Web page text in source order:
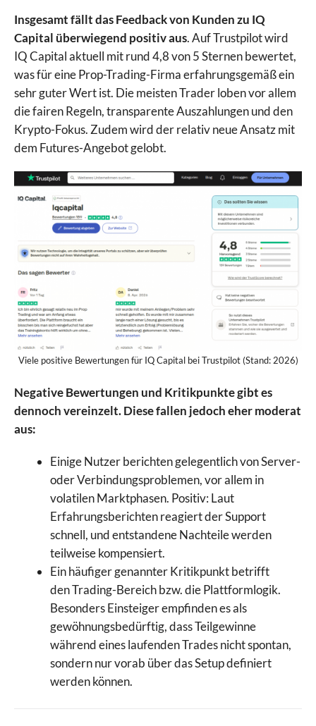
Insgesamt fällt das Feedback von Kunden zu IQ
Capital überwiegend positiv aus. Auf Trustpilot wird
IQ Capital aktuell mit rund 4,8 von 5 Sternen bewertet,
was für eine Prop-Trading-Firma erfahrungsgemäß ein
sehr guter Wert ist. Die meisten Trader loben vor allem
die fairen Regeln, transparente Auszahlungen und den
Krypto-Fokus. Zudem wird der relativ neue Ansatz mit
dem Futures-Angebot gelobt.
Viele positive Bewertungen für IQ Capital bei Trustpilot (Stand: 2026)
Negative Bewertungen und Kritikpunkte gibt es
dennoch vereinzelt. Diese fallen jedoch eher moderat
aus:
Einige Nutzer berichten gelegentlich von Server-
oder Verbindungsproblemen, vor allem in
volatilen Marktphasen. Positiv: Laut
Erfahrungsberichten reagiert der Support
schnell, und entstandene Nachteile werden
teilweise kompensiert.
Ein häufiger genannter Kritikpunkt betrifft
den Trading-Bereich bzw. die Plattformlogik.
Besonders Einsteiger empfinden es als
gewöhnungsbedürftig, dass Teilgewinne
während eines laufenden Trades nicht spontan,
sondern nur vorab über das Setup definiert
werden können.